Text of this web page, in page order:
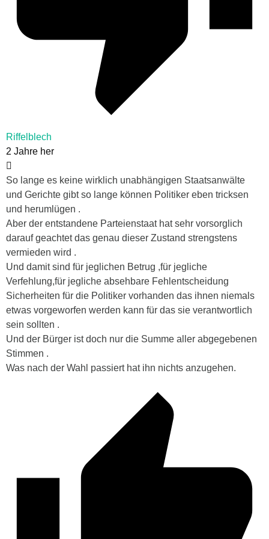
Riffelblech
2 Jahre her
So lange es keine wirklich unabhängigen Staatsanwälte
und Gerichte gibt so lange können Politiker eben tricksen
und herumlügen .
Aber der entstandene Parteienstaat hat sehr vorsorglich
darauf geachtet das genau dieser Zustand strengstens
vermieden wird .
Und damit sind für jeglichen Betrug ,für jegliche
Verfehlung,für jegliche absehbare Fehlentscheidung
Sicherheiten für die Politiker vorhanden das ihnen niemals
etwas vorgeworfen werden kann für das sie verantwortlich
sein sollten .
Und der Bürger ist doch nur die Summe aller abgegebenen
Stimmen .
Was nach der Wahl passiert hat ihn nichts anzugehen.